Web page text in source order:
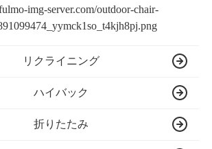
リクライニング
ハイバック
折りたたみ